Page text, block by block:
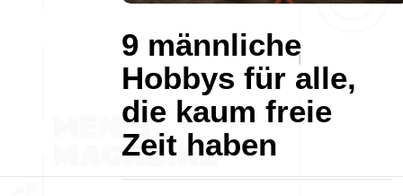
9 männliche
Hobbys für alle,
die kaum freie
Zeit haben